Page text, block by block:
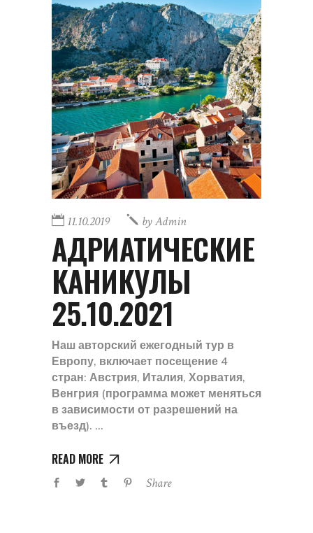
11.10.2019 byAdmin
АДРИАТИЧЕСКИЕ
КАНИКУЛЫ
25.10.2021
Наш авторский ежегодный тур в
Европу, включает посещение 4
стран: Австрия, Италия, Хорватия,
Венгрия (программа может меняться
в зависимости от разрешений на
въезд).
READ MORE
Share